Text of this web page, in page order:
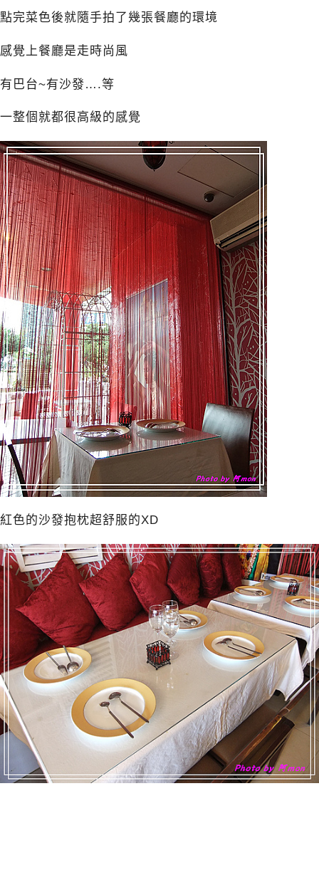
點完菜色後就隨手拍了幾張餐廳的環境
感覺上餐廳是走時尚風
有巴台~有沙發….等
一整個就都很高級的感覺
紅色的沙發抱枕超舒服的XD